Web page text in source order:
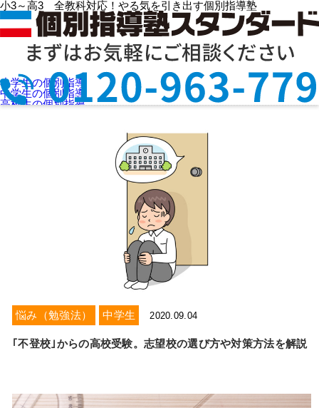
小3～高3 全教科対応！やる気を引き出す個別指導塾
小学生の個別指導
中学生の個別指導
高校生の個別指導
お電話からのお問い合わせ
受付時間 ：［月～土］9:00～22:30
HOME >お役立ち情報 > 学年カテゴリの一覧 ( 10 / 25 )
学年カテゴリの一覧です
悩み（勉強法） 中学生 2020.09.04
｢不登校｣からの高校受験。志望校の選び方や対策方法を解説